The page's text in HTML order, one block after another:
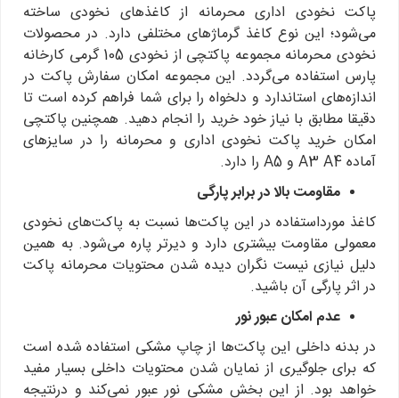
پاکت نخودی اداری محرمانه از کاغذهای نخودی ساخته
می‌شود؛ این نوع کاغذ گرماژهای مختلفی دارد. در محصولات
نخودی محرمانه مجموعه پاکتچی از نخودی 105 گرمی کارخانه
پارس استفاده می‌گردد. این مجموعه امکان سفارش پاکت در
اندازه‌های استاندارد و دلخواه را برای شما فراهم کرده است تا
دقیقا مطابق با نیاز خود خرید را انجام دهید. همچنین پاکتچی
امکان خرید پاکت نخودی اداری و محرمانه را در سایزهای
آماده A3 A4 و A5 را دارد.
مقاومت بالا در برابر پارگی
کاغذ مورداستفاده در این پاکت‌ها نسبت به پاکت‌های نخودی
معمولی مقاومت بیشتری دارد و دیرتر پاره می‌شود. به همین
دلیل نیازی نیست نگران دیده شدن محتویات محرمانه پاکت
در اثر پارگی آن باشید.
عدم امکان عبور نور
در بدنه داخلی این پاکت‌ها از چاپ مشکی استفاده شده است
که برای جلوگیری از نمایان شدن محتویات داخلی بسیار مفید
خواهد بود. از این بخش مشکی نور عبور نمی‌کند و درنتیجه